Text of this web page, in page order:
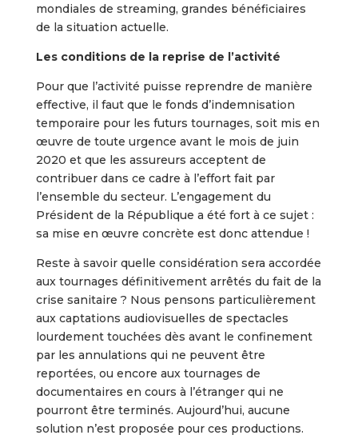
mondiales de streaming, grandes bénéficiaires
de la situation actuelle.
Les conditions de la reprise de l’activité
Pour que l’activité puisse reprendre de manière
effective, il faut que le fonds d’indemnisation
temporaire pour les futurs tournages, soit mis en
œuvre de toute urgence avant le mois de juin
2020 et que les assureurs acceptent de
contribuer dans ce cadre à l’effort fait par
l’ensemble du secteur. L’engagement du
Président de la République a été fort à ce sujet :
sa mise en œuvre concrète est donc attendue !
Reste à savoir quelle considération sera accordée
aux tournages définitivement arrêtés du fait de la
crise sanitaire ? Nous pensons particulièrement
aux captations audiovisuelles de spectacles
lourdement touchées dès avant le confinement
par les annulations qui ne peuvent être
reportées, ou encore aux tournages de
documentaires en cours à l’étranger qui ne
pourront être terminés. Aujourd’hui, aucune
solution n’est proposée pour ces productions.